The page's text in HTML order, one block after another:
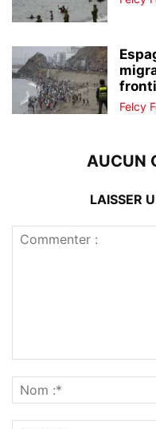
Felcy
AUCUN
LAISSER